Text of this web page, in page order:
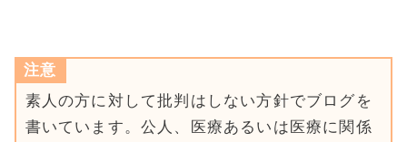
注意
素人の方に対して批判はしない方針でブログを
書いています。公人、医療あるいは医療に関係